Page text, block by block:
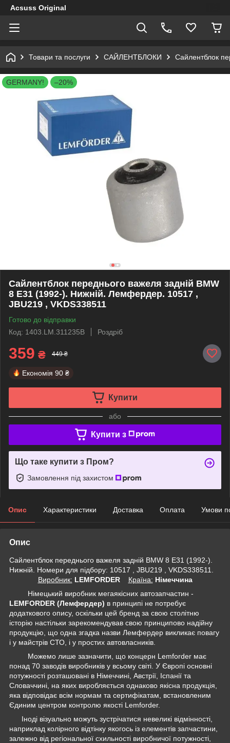
Acsuss Original
Товари та послуги САЙЛЕНТБЛОКИ Сайлентблок
GERMANY! –20%
Сайлентблок переднього важеля задній BMW
8 E31 (1992-). Нижній. Лемфердер. 10517 ,
JBU219 , VKDS338511
Готово до відправки
Код: 1403.LM.311235B
Роздріб
359 ₴ 449 ₴
Економія 90 ₴
Купити
або
Купити з
Що таке купити з Пром?
Замовлення під захистом
Опис Характеристики Доставка Оплата Умови
Опис
Сайлентблок переднього важеля задній BMW 8 E31 (1992-).
Нижній. Номери для підбору: 10517 , JBU219 , VKDS338511.
Виробник: LEMFORDER Крaїна: Німеччина
Німецький виробник мегаякісних автозапчастин -
LEMFORDER (Лемфердер) в принципі не потребує
додаткового опису, оскільки цей бренд за свою столітню
історію настільки зарекомендував свою принципово надійну
продукцію, що одна згадка назви Лемфердер викликає повагу
і у майстрів СТО, і у простих автовласників.
Можемо лише зазначити, що концерн Lemforder має
понад 70 заводів виробників у всьому світі. У Європі основні
потужності розташовані в Німеччині, Австрії, Іспанії та
Словаччині, на яких виробляється однаково якісна продукція,
яка відповідає всім нормам та сертифікатам, встановленим
Єдиним центром контролю якості Lemforder.
Іноді візуально можуть зустрічатися невеликі відмінності,
наприклад колірного відтінку якогось із елементів запчастини,
залежно від регіональної схильності виробничої потужності,